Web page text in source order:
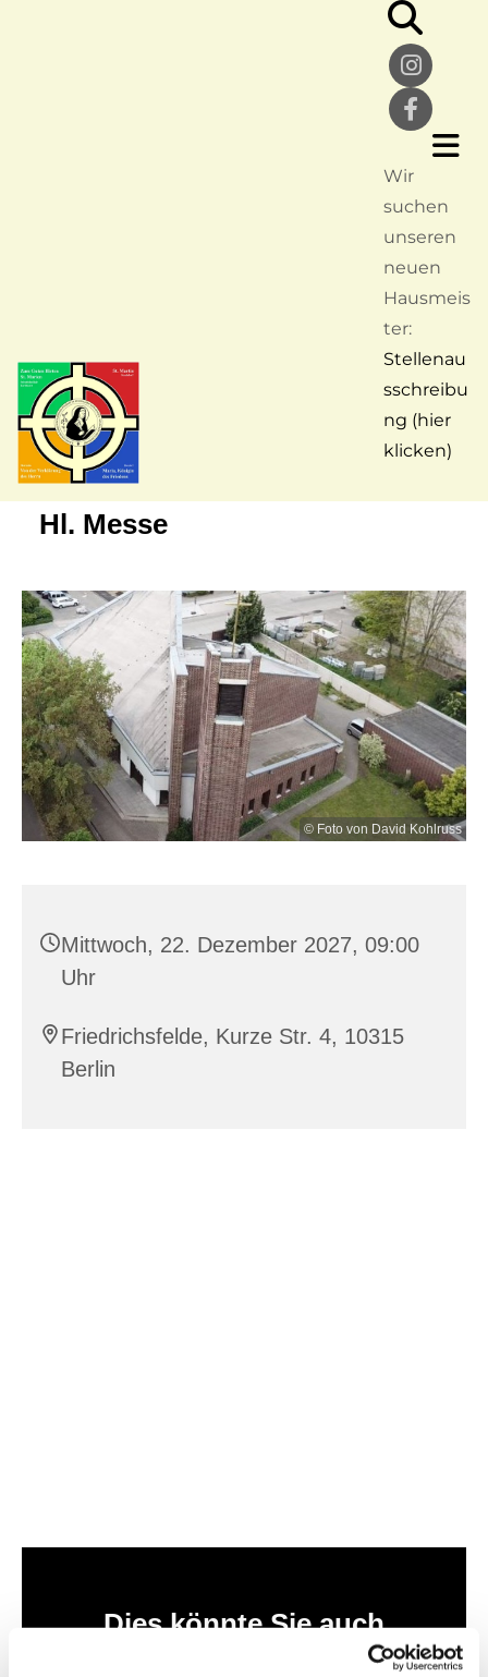
Wir
suchen
unseren
neuen
Hausmeis
ter:
Stellenau
sschreibu
ng (hier
klicken)
Hl. Messe
© Foto von David Kohlruss
Mittwoch, 22. Dezember 2027, 09:00
Uhr
Friedrichsfelde, Kurze Str. 4, 10315
Berlin
Dies könnte Sie auch